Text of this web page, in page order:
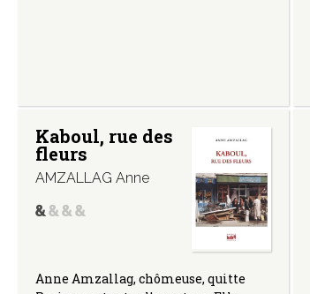
Kaboul, rue des
fleurs
AMZALLAG Anne
Anne Amzallag, chômeuse, quitte